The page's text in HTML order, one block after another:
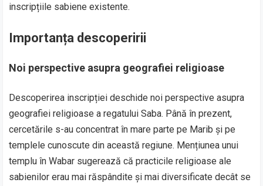
inscripțiile sabiene existente.
Importanța descoperirii
Noi perspective asupra geografiei religioase
Descoperirea inscripției deschide noi perspective asupra
geografiei religioase a regatului Saba. Până în prezent,
cercetările s-au concentrat în mare parte pe Marib și pe
templele cunoscute din această regiune. Mențiunea unui
templu în Wabar sugerează că practicile religioase ale
sabienilor erau mai răspândite și mai diversificate decât se